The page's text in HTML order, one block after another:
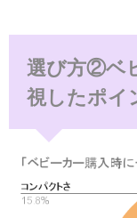
選び方②ベ
視したポイ